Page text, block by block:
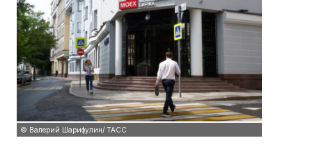
© Валерий Шарифулин/ ТАСС